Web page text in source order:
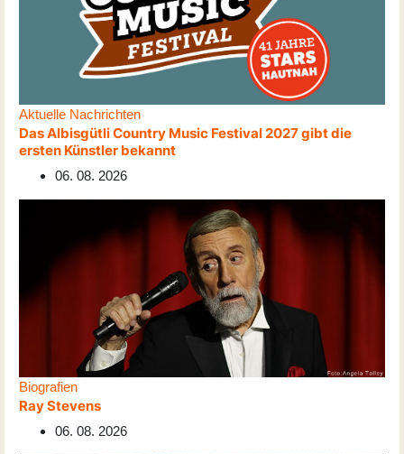
Aktuelle Nachrichten
Das Albisgütli Country Music Festival 2027 gibt die
ersten Künstler bekannt
06. 08. 2026
Biografien
Ray Stevens
06. 08. 2026